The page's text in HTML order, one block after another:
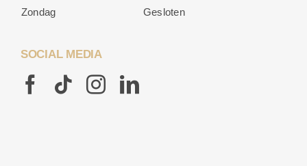
Zondag
Gesloten
SOCIAL MEDIA